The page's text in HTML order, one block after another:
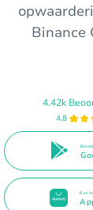
Binance
4.42k
4.8